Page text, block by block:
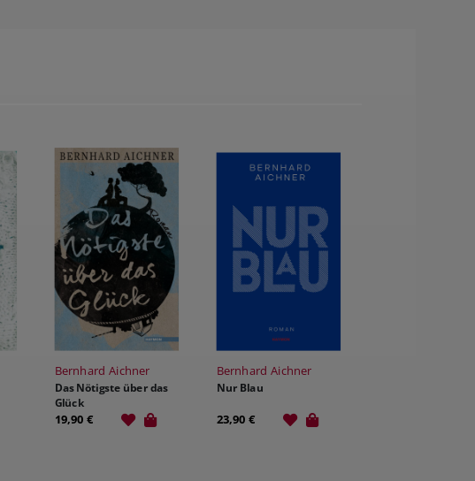
Bernhard Aichner
Das Nötigste über das
Glück
19,90 €
Bernhard Aichner
Nur Blau
23,90 €